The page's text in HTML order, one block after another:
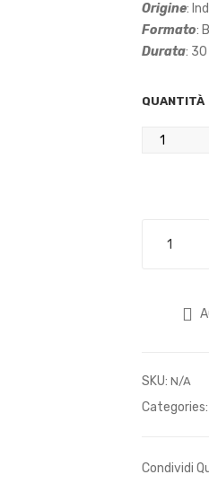
Origine:
Formato:
Durata:
QUANTITÀ
Vibes
quantity
SKU: N/A
Categories:
Condividi